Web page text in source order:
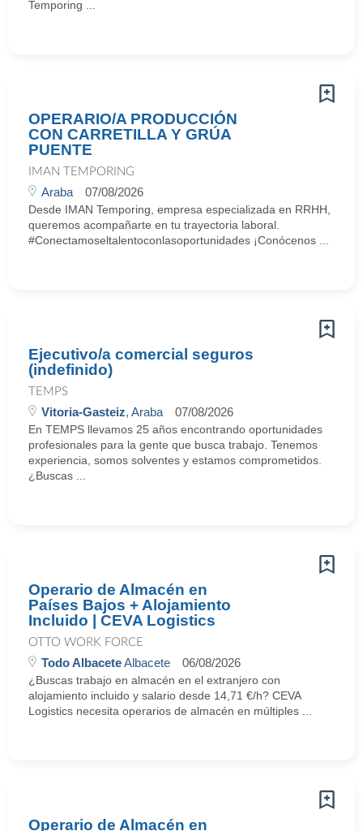
Temporing ...
OPERARIO/A PRODUCCIÓN
CON CARRETILLA Y GRÚA
PUENTE
IMAN TEMPORING
Araba 07/08/2026
Desde IMAN Temporing, empresa especializada en RRHH,
queremos acompañarte en tu trayectoria laboral.
#Conectamoseltalentoconlasoportunidades ¡Conócenos ...
Ejecutivo/a comercial seguros
(indefinido)
TEMPS
Vitoria-Gasteiz, Araba 07/08/2026
En TEMPS llevamos 25 años encontrando oportunidades
profesionales para la gente que busca trabajo. Tenemos
experiencia, somos solventes y estamos comprometidos.
¿Buscas ...
Operario de Almacén en
Países Bajos + Alojamiento
Incluido | CEVA Logistics
OTTO WORK FORCE
Todo AlbaceteAlbacete 06/08/2026
¿Buscas trabajo en almacén en el extranjero con
alojamiento incluido y salario desde 14,71 €/h? CEVA
Logistics necesita operarios de almacén en múltiples ...
Operario de Almacén en